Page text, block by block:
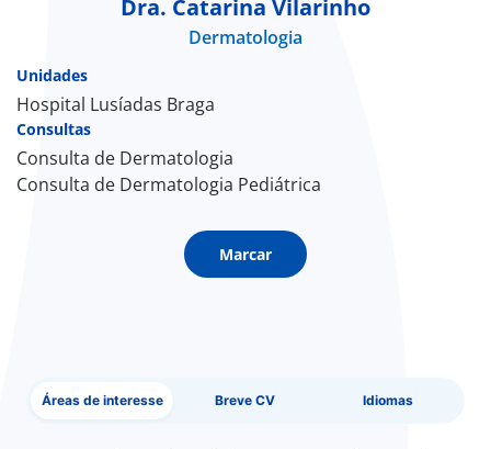
Dra. Catarina Vilarinho
Dermatologia
Unidades
Hospital Lusíadas Braga
Consultas
Consulta de Dermatologia
Consulta de Dermatologia Pediátrica
Marcar
Áreas de interesse Breve CV Idiomas